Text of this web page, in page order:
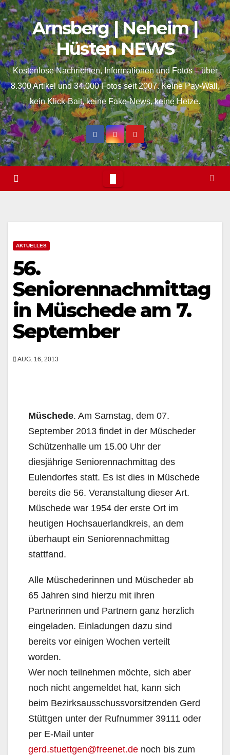
springen
Skip
to
content
Arnsberg | Neheim |
Hüsten NEWS
Kostenlose Nachrichten, Informationen und Fotos – über
8.300 Artikel und 34.000 Fotos seit 2007. Keine Pay-Wall,
kein Klick-Bait, keine Fake-News, keine Hetze.
AKTUELLES
56.
Seniorennachmittag
in Müschede am 7.
September
AUG. 16, 2013
Müschede. Am Samstag, dem 07.
September 2013 findet in der Müscheder
Schützenhalle um 15.00 Uhr der
diesjährige Seniorennachmittag des
Eulendorfes statt. Es ist dies in Müschede
bereits die 56. Veranstaltung dieser Art.
Müschede war 1954 der erste Ort im
heutigen Hochsauerlandkreis, an dem
überhaupt ein Seniorennachmittag
stattfand.
Alle Müschederinnen und Müscheder ab
65 Jahren sind hierzu mit ihren
Partnerinnen und Partnern ganz herzlich
eingeladen. Einladungen dazu sind
bereits vor einigen Wochen verteilt
worden.
Wer noch teilnehmen möchte, sich aber
noch nicht angemeldet hat, kann sich
beim Bezirksausschussvorsitzenden Gerd
Stüttgen unter der Rufnummer 39111 oder
per E-Mail unter
gerd.stuettgen@freenet.de noch bis zum